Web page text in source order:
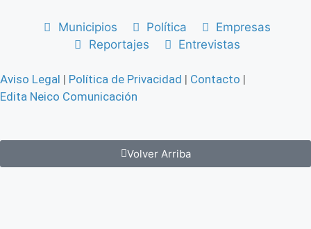
Municipios Política
Empresas
Reportajes
Entrevistas
Aviso Legal | Política de Privacidad | Contacto |
Edita Neico Comunicación
Volver Arriba